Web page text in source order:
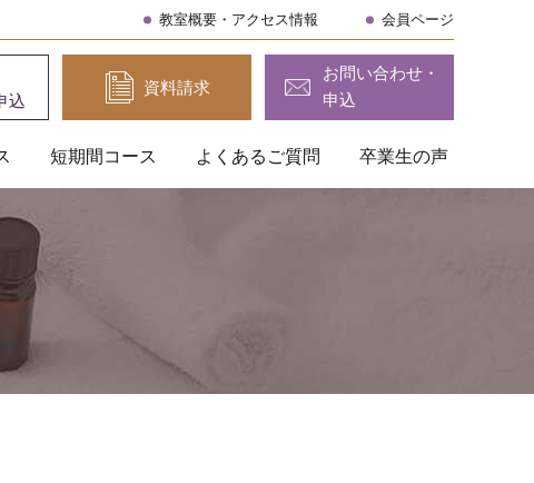
教室概要・アクセス情報 会員ページ
込
資料請求
お問い合わせ・
申込
短期間コース よくあるご質問 卒業生の声